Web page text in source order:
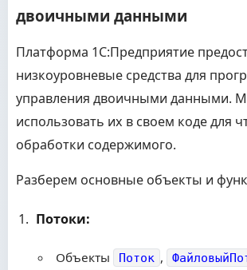
двоичными данными
Платформа 1С:Предприятие
низкоуровневые средства для
управления двоичными данными.
использовать их в своем коде для
обработки содержимого.
Разберем основные объекты и
Потоки:
Объекты Поток ,